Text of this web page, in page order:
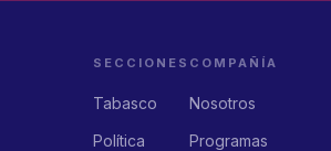
SECCIONES
Tabasco
Política
COMPAÑÍA
Nosotros
Programas